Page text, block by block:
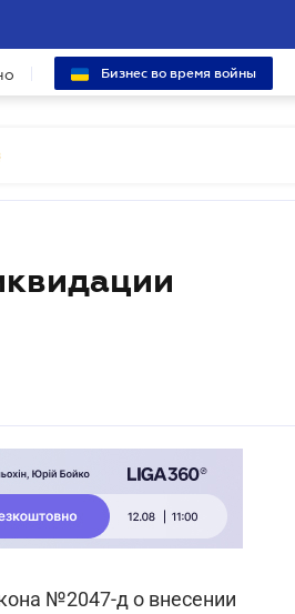
Бизнес во время войны
№2047-д о внесении